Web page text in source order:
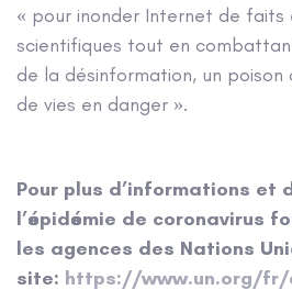
« pour inonder Internet de faits
scientifiques tout en
de la désinformation, un
de vies en danger ».
Pour plus d’informations et
l’épidémie de coronavirus
les agences des Nations
site: https://www.un.org/fr/